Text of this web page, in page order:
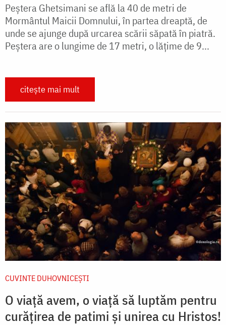
Peştera Ghetsimani se află la 40 de metri de
Mormântul Maicii Domnului, în partea dreaptă, de
unde se ajunge după urcarea scării săpată în piatră.
Peştera are o lungime de 17 metri, o lăţime de 9...
citește mai mult
CUVINTE DUHOVNICEȘTI
O viață avem, o viață să luptăm pentru
curățirea de patimi și unirea cu Hristos!